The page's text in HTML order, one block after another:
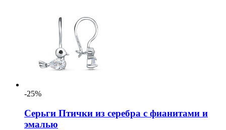
-25%
Серьги Птички из серебра с фианитами и
эмалью